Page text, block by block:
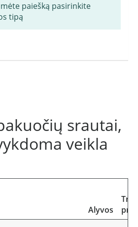
paiešką pasirinkite
tipą
srautai,
veikla
Alyvos